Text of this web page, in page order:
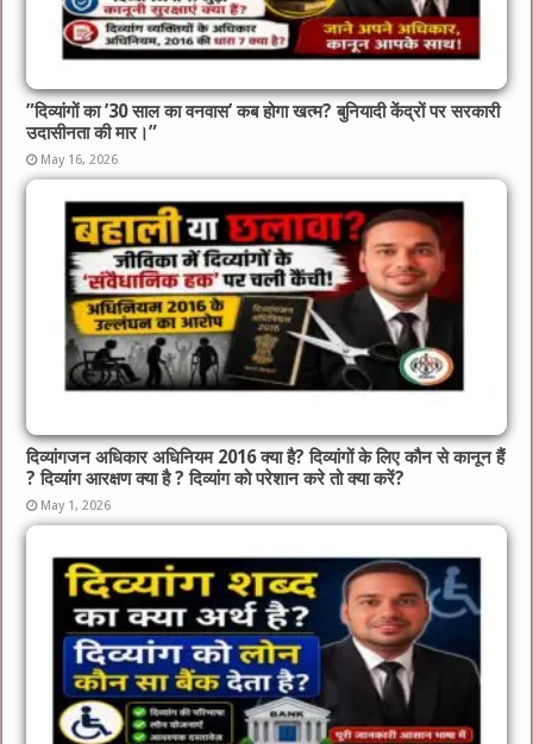
​”दिव्यांगों का ’30 साल का वनवास’ कब होगा खत्म? बुनियादी केंद्रों पर सरकारी
उदासीनता की मार।”
May 16, 2026
दिव्यांगजन अधिकार अधिनियम 2016 क्या है? दिव्यांगों के लिए कौन से कानून हैं
? दिव्यांग आरक्षण क्या है ? दिव्यांग को परेशान करे तो क्या करें?
May 1, 2026